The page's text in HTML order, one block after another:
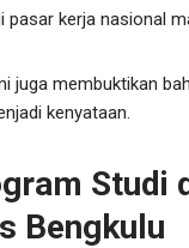
pasar kerja nasional
juga membuktikan
kenyataan.
Studi
Bengkulu